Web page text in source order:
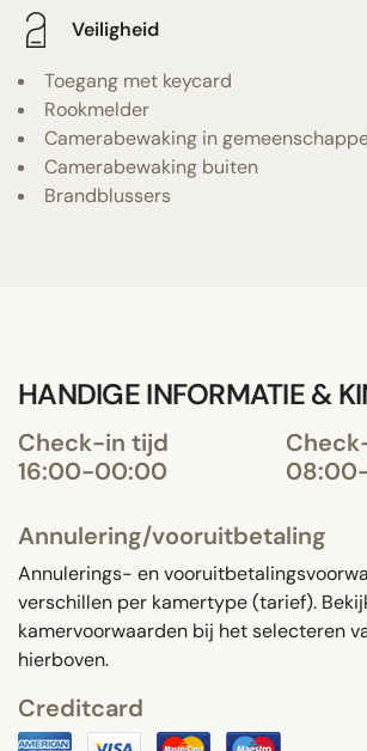
Veiligheid
Toegang met keycard
Rookmelder
Camerabewaking in
Camerabewaking buiten
Brandblussers
HANDIGE INFORMATIE &
Check-in tijd
16:00-00:00
Annulering/vooruitbetaling
Annulerings- en
verschillen per kamertype (tarief).
kamervoorwaarden bij het selecteren
hierboven.
Creditcard